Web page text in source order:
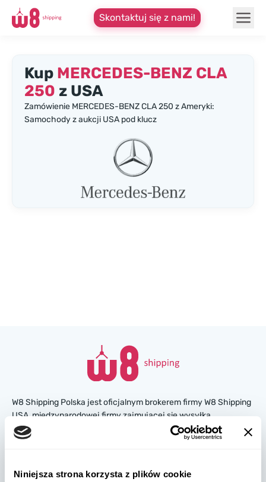
Niniejsza strona korzysta z plików cookie
Skontaktuj się z nami!
Kup MERCEDES-BENZ CLA
250 z USA
Zamówienie MERCEDES-BENZ CLA 250 z Ameryki:
Samochody z aukcji USA pod klucz
W8 Shipping Polska jest oficjalnym brokerem firmy W8 Shipping
USA, międzynarodowej firmy zajmującej się wysyłką
samochodów z USA. Jesteśmy znani i zaufało nam tysiące
klientów na całym świecie. Kupuj samochody na amerykańskich